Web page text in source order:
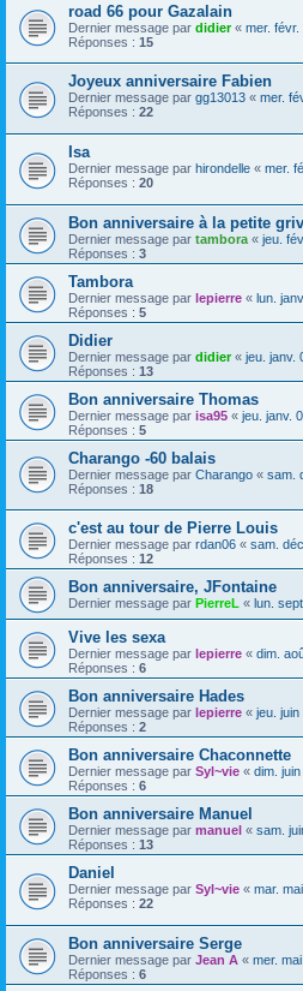
road 66 pour Gazalain
Dernier message par didier« mer. févr.
Réponses : 15
Joyeux anniversaire Fabien
Dernier message par gg13013 « mer.
Réponses : 22
Isa
Dernier message par hirondelle « mer.
Réponses : 20
Bon anniversaire à la petite
Dernier message par tambora « jeu.
Réponses : 3
Tambora
Dernier message par lepierre « lun.
Réponses : 5
Didier
Dernier message par didier« jeu. janv.
Réponses : 13
Bon anniversaire Thomas
Dernier message par isa95 « jeu. janv.
Réponses : 5
Charango -60 balais
Dernier message par Charango « sam.
Réponses : 18
c'est au tour de Pierre Louis
Dernier message par rdan06 « sam.
Réponses : 12
Bon anniversaire, JFontaine
Dernier message par PierreL « lun.
Vive les sexa
Dernier message par lepierre « dim.
Réponses : 6
Bon anniversaire Hades
Dernier message par lepierre « jeu. juin
Réponses : 2
Bon anniversaire Chaconnette
Dernier message par Syl~vie « dim.
Réponses : 6
Bon anniversaire Manuel
Dernier message par manuel « sam.
Réponses : 13
Daniel
Dernier message par Syl~vie « mar.
Réponses : 22
Bon anniversaire Serge
Dernier message par Jean A « mer.
Réponses : 6